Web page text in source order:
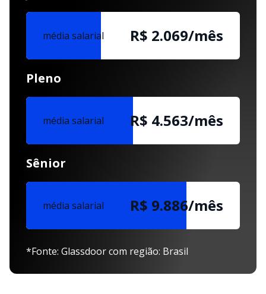
média salarial R$ 2.069/mês
Pleno
média salarial R$ 4.563/mês
Sênior
média salarial R$ 9.886/mês
*Fonte: Glassdoor com região: Brasil